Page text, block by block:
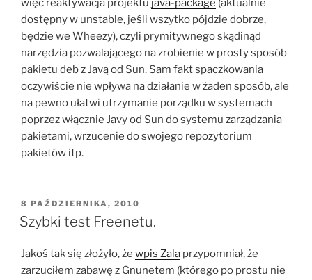
więc reaktywacja projektu java-package (aktualnie
dostępny w unstable, jeśli wszytko pójdzie dobrze,
będzie we Wheezy), czyli prymitywnego skądinąd
narzędzia pozwalającego na zrobienie w prosty sposób
pakietu deb z Javą od Sun. Sam fakt spaczkowania
oczywiście nie wpływa na działanie w żaden sposób, ale
na pewno ułatwi utrzymanie porządku w systemach
poprzez włącznie Javy od Sun do systemu zarządzania
pakietami, wrzucenie do swojego repozytorium
pakietów itp.
OPUBLIKOWANE
W
8 PAŹDZIERNIKA, 2010
Szybki test Freenetu.
Jakoś tak się złożyło, że wpis Zala przypomniał, że
zarzuciłem zabawę z Gnunetem (którego po prostu nie